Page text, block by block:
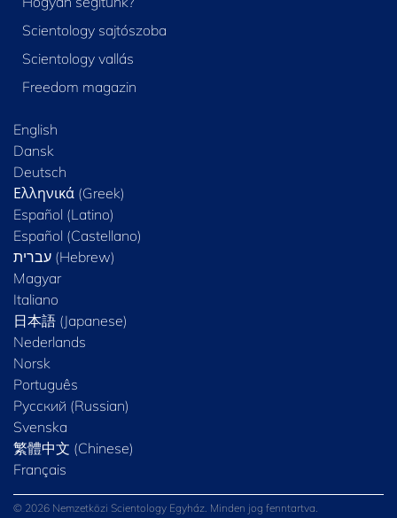
Scientology sajtószoba
Scientology vallás
Freedom magazin
English
Dansk
Deutsch
Ελληνικά (Greek)
Español (Latino)
Español (Castellano)
Magyar
Italiano
日本語 (Japanese)
Nederlands
Norsk
Português
Русский (Russian)
Svenska
繁體中文 (Chinese)
Français
© 2026 Nemzetközi Scientology Egyház. Minden jog fenntartva.